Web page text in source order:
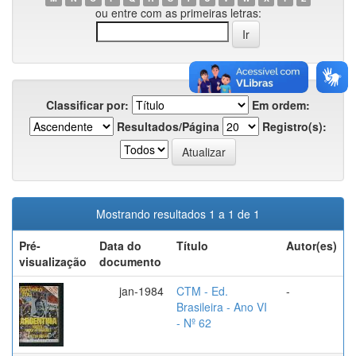
ou entre com as primeiras letras:
Classificar por:
Em ordem:
Resultados/Página
Registro(s):
Mostrando resultados 1 a 1 de 1
Pré-
visualização
Data do
documento
Título Autor(es)
jan-1984
CTM - Ed.
Brasileira - Ano VI
- Nº 62
-